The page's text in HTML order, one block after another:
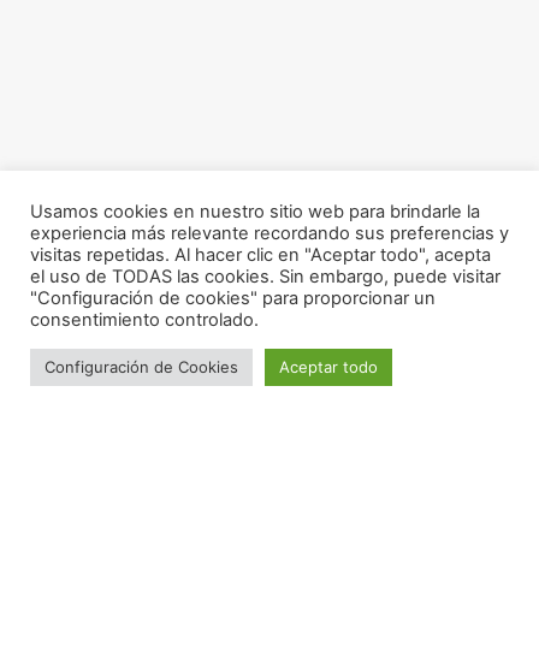
Haz tu Diagnóstico Facial
Usamos cookies en nuestro sitio web para brindarle la
experiencia más relevante recordando sus preferencias y
visitas repetidas. Al hacer clic en "Aceptar todo", acepta
el uso de TODAS las cookies. Sin embargo, puede visitar
"Configuración de cookies" para proporcionar un
consentimiento controlado.
Configuración de Cookies Aceptar todo